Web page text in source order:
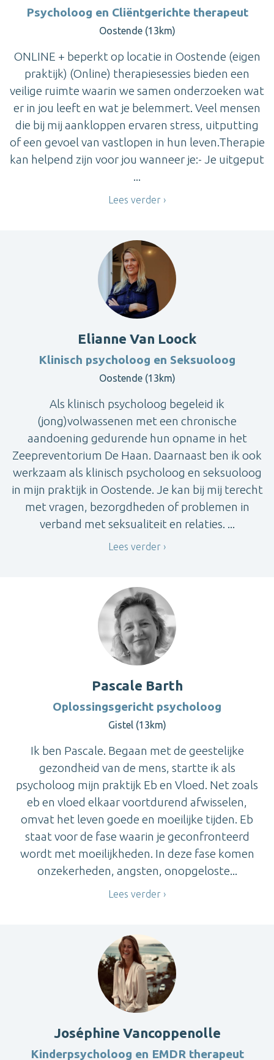
Psycholoog en Cliëntgerichte therapeut
Oostende (13km)
ONLINE + beperkt op locatie in Oostende (eigen
praktijk) (Online) therapiesessies bieden een
veilige ruimte waarin we samen onderzoeken wat
er in jou leeft en wat je belemmert. Veel mensen
die bij mij aankloppen ervaren stress, uitputting
of een gevoel van vastlopen in hun leven.Therapie
kan helpend zijn voor jou wanneer je:- Je uitgeput
...
Lees verder
Elianne Van Loock
Klinisch psycholoog en Seksuoloog
Oostende (13km)
Als klinisch psycholoog begeleid ik
(jong)volwassenen met een chronische
aandoening gedurende hun opname in het
Zeepreventorium De Haan. Daarnaast ben ik ook
werkzaam als klinisch psycholoog en seksuoloog
in mijn praktijk in Oostende. Je kan bij mij terecht
met vragen, bezorgdheden of problemen in
verband met seksualiteit en relaties. ...
Lees verder
Pascale Barth
Oplossingsgericht psycholoog
Gistel (13km)
Ik ben Pascale. Begaan met de geestelijke
gezondheid van de mens, startte ik als
psycholoog mijn praktijk Eb en Vloed. Net zoals
eb en vloed elkaar voortdurend afwisselen,
omvat het leven goede en moeilijke tijden. Eb
staat voor de fase waarin je geconfronteerd
wordt met moeilijkheden. In deze fase komen
onzekerheden, angsten, onopgeloste...
Lees verder
Joséphine Vancoppenolle
Kinderpsycholoog en EMDR therapeut